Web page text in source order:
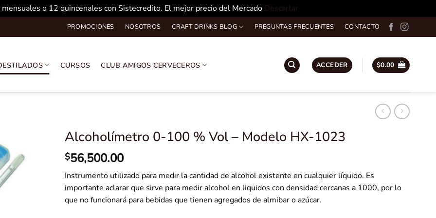
mensuales o 12 quincenales con Sistecredito. El mejor precio del Mercado Descartar
PROMOCIONES NOSOTROS CRAFT DRINKS BLOG PREGUNTAS FRECUENTES CONTACTO
CURSOS CLUB AMIGOS CERVECEROS ACCEDER $0.00
Alcoholímetro 0-100 % Vol – Modelo HX-1023
$56,500.00
Instrumento utilizado para medir la cantidad de alcohol existente en cualquier líquido. Es
importante aclarar que sirve para medir alcohol en liquidos con densidad cercanas a 1000, por lo
que no funcionará para bebidas que tienen agregados de almibar o azúcar.